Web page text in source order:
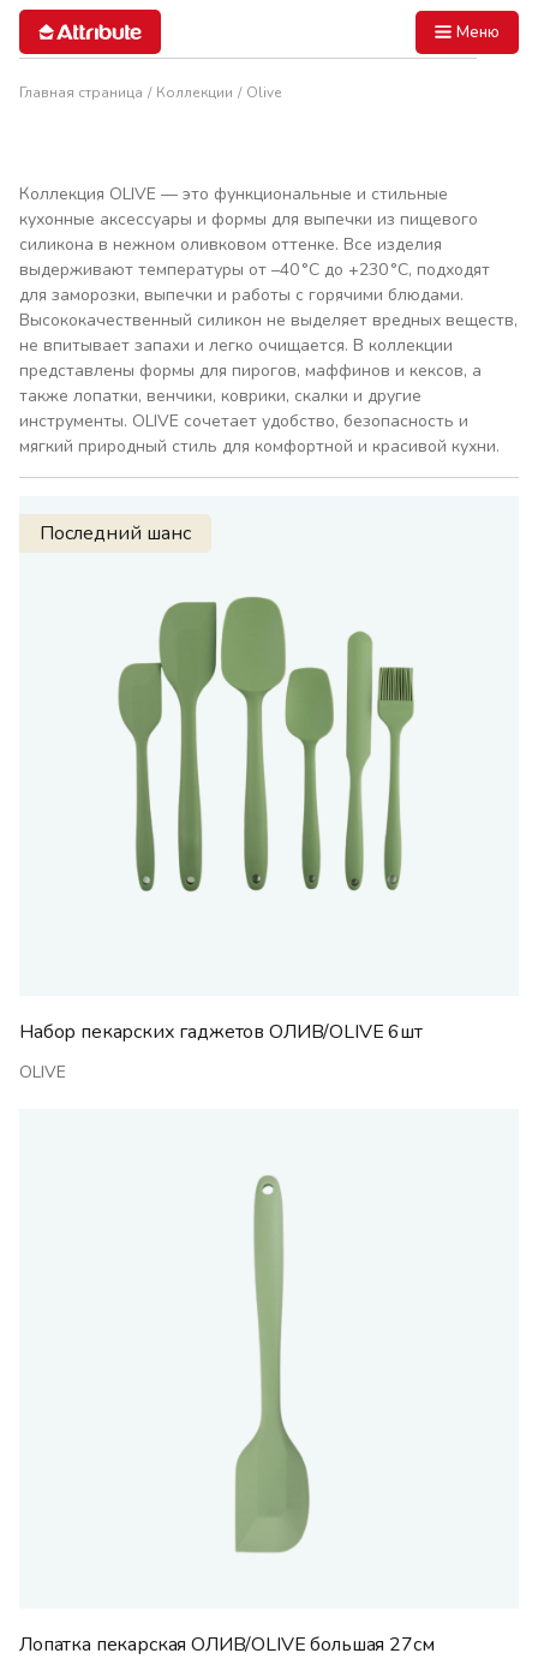
Меню
Главная страница Коллекции Olive
Коллекция OLIVE — это функциональные и стильные
кухонные аксессуары и формы для выпечки из пищевого
силикона в нежном оливковом оттенке. Все изделия
выдерживают температуры от –40 °C до +230 °C, подходят
для заморозки, выпечки и работы с горячими блюдами.
Высококачественный силикон не выделяет вредных веществ,
не впитывает запахи и легко очищается. В коллекции
представлены формы для пирогов, маффинов и кексов, а
также лопатки, венчики, коврики, скалки и другие
инструменты. OLIVE сочетает удобство, безопасность и
мягкий природный стиль для комфортной и красивой кухни.
Последний шанс
Набор пекарских гаджетов ОЛИВ/OLIVE 6шт
OLIVE
Лопатка пекарская ОЛИВ/OLIVE большая 27см